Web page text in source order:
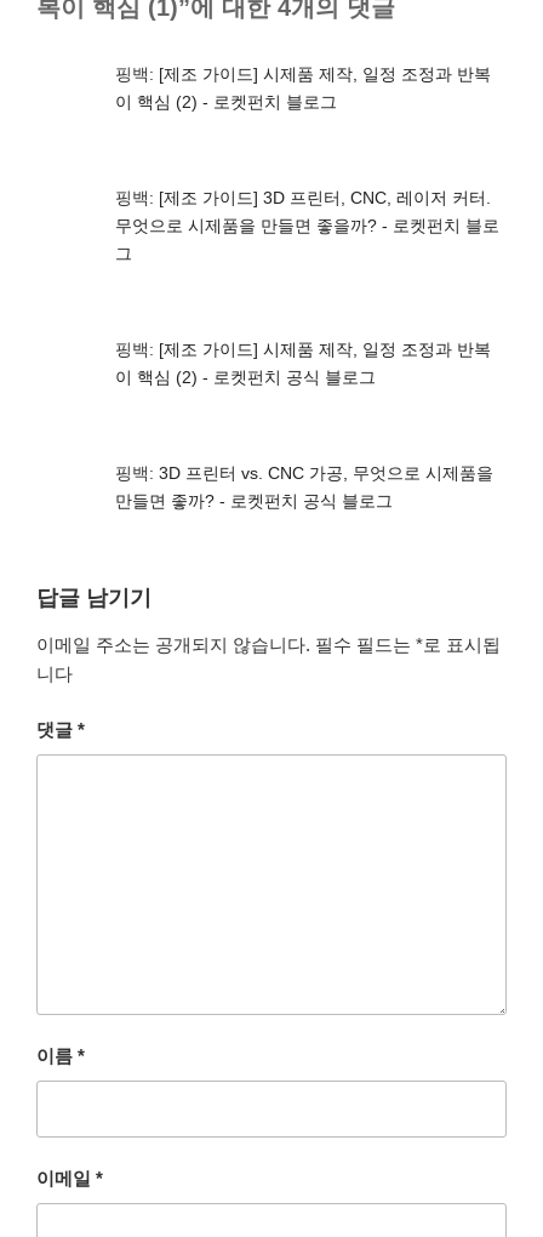
복이 핵심 (1)”에 대한 4개의 댓글
핑백: [제조 가이드] 시제품 제작, 일정 조정과 반복
이 핵심 (2) - 로켓펀치 블로그
핑백: [제조 가이드] 3D 프린터, CNC, 레이저 커터.
무엇으로 시제품을 만들면 좋을까? - 로켓펀치 블로
그
핑백: [제조 가이드] 시제품 제작, 일정 조정과 반복
이 핵심 (2) - 로켓펀치 공식 블로그
핑백: 3D 프린터 vs. CNC 가공, 무엇으로 시제품을
만들면 좋까? - 로켓펀치 공식 블로그
답글 남기기
이메일 주소는 공개되지 않습니다. 필수 필드는 *로 표시됩
니다
댓글 *
이름 *
이메일 *